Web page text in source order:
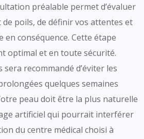
préalable permet d’évaluer
poils, de définir vos attentes et
en conséquence. Cette étape
optimal et en toute sécurité.
recommandé d’éviter les
quelques semaines
peau doit être la plus naturelle
artificiel qui pourrait interférer
du centre médical choisi à